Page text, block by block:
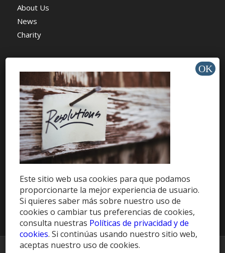
About Us
News
Charity
AYUDA Y SOPORTE
Help Center
Support
Tutorials
Get Offers »
© Copyright - HablaCuba Blog
Este sitio web usa cookies para que podamos
proporcionarte la mejor experiencia de usuario.
Si quieres saber más sobre nuestro uso de
cookies o cambiar tus preferencias de cookies,
consulta nuestras Políticas de privacidad y de
cookies. Si continúas usando nuestro sitio web,
aceptas nuestro uso de cookies.